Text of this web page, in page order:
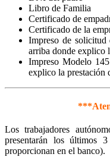
Libro de Familia
Certificado de
Certificado de la
Impreso de solicitud
arriba donde explico
Impreso Modelo
explico la prestación
Los trabajadores
presentarán los últimos
proporcionan en el banco).